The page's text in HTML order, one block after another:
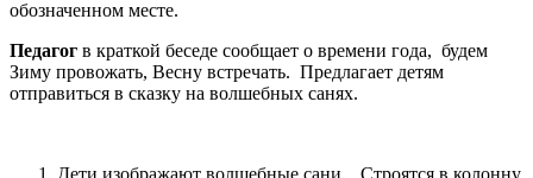
обозначенном месте.
Педагог в краткой беседе сообщает о времени года, будем
Зиму провожать, Весну встречать. Предлагает детям
отправиться в сказку на волшебных санях.